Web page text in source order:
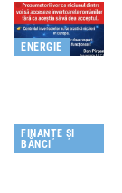
ENERGIE
FINANȚE ȘI
BĂNCI